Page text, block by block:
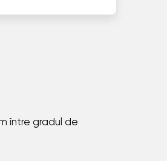
între gradul de